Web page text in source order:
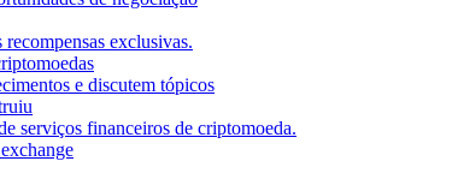
exclusivas.
e discutem tópicos
serviços financeiros de criptomoeda.